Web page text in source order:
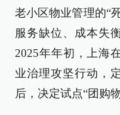
老小区物业管理的“
服务缺位、成本失
2025年年初，上海
业治理攻坚行动，
后，决定试点“团购